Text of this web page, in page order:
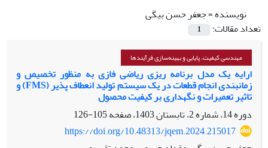
نویسنده =جعفر حسن بیگی
تعداد مقالات:
1
مهندسی کیفیت، پایایی و بهینه‌سازی فرآیندها
ارایه یک مدل برنامه ریزی ریاضی فازی به منظور تخصیص و
زمانبندی انجام قطعات در یک سیستم تولید انعطاف پذیر (FMS) و
تاثیر تعمیرات و نگهداری بر کیفیت محصول
دوره 14، شماره 2، تابستان 1403، صفحه
105-126
https://doi.org/10.48313/jqem.2024.215017